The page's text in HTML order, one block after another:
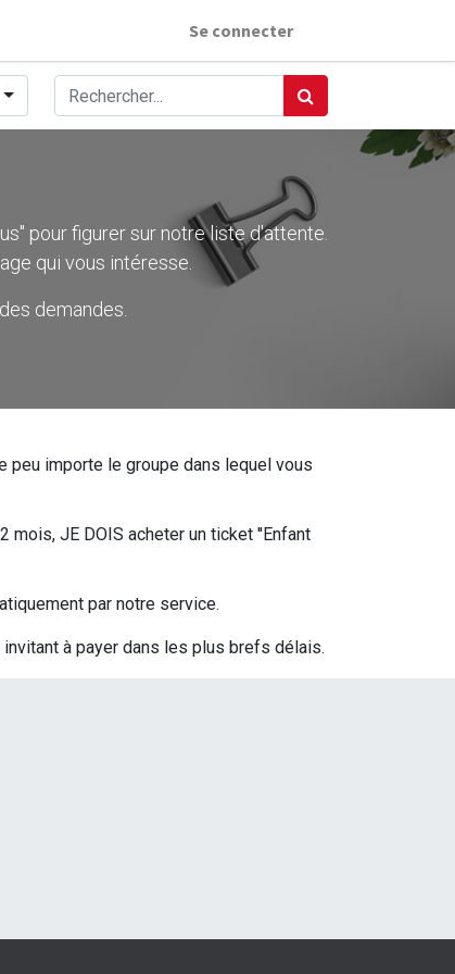
Se connecter
pour figurer sur notre liste d'attente.
qui vous intéresse.
demandes.
peu importe le groupe dans lequel vous
JE DOIS acheter un ticket ''Enfant
par notre service.
à payer dans les plus brefs délais.